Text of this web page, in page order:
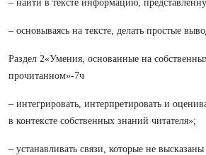
– найти в тексте информацию,
– основываясь на тексте, делать простые
Раздел 2«Умения, основанные на
прочитанном»-7ч
– интегрировать, интерпретировать и
в контексте собственных знаний читателя»;
– устанавливать связи, которые не